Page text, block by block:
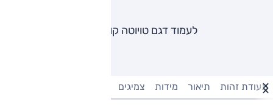
לעמוד דגם טויוטה קורולה
תעודת זהות תיאור מידות צמיגים